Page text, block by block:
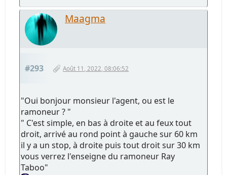
Maagma
#293 Août 11, 2022, 08:06:52
"Oui bonjour monsieur l'agent, ou est le
ramoneur ? "
" C'est simple, en bas à droite et au feux tout
droit, arrivé au rond point à gauche sur 60 km
il y a un stop, à droite puis tout droit sur 30 km
vous verrez l'enseigne du ramoneur Ray
Taboo"